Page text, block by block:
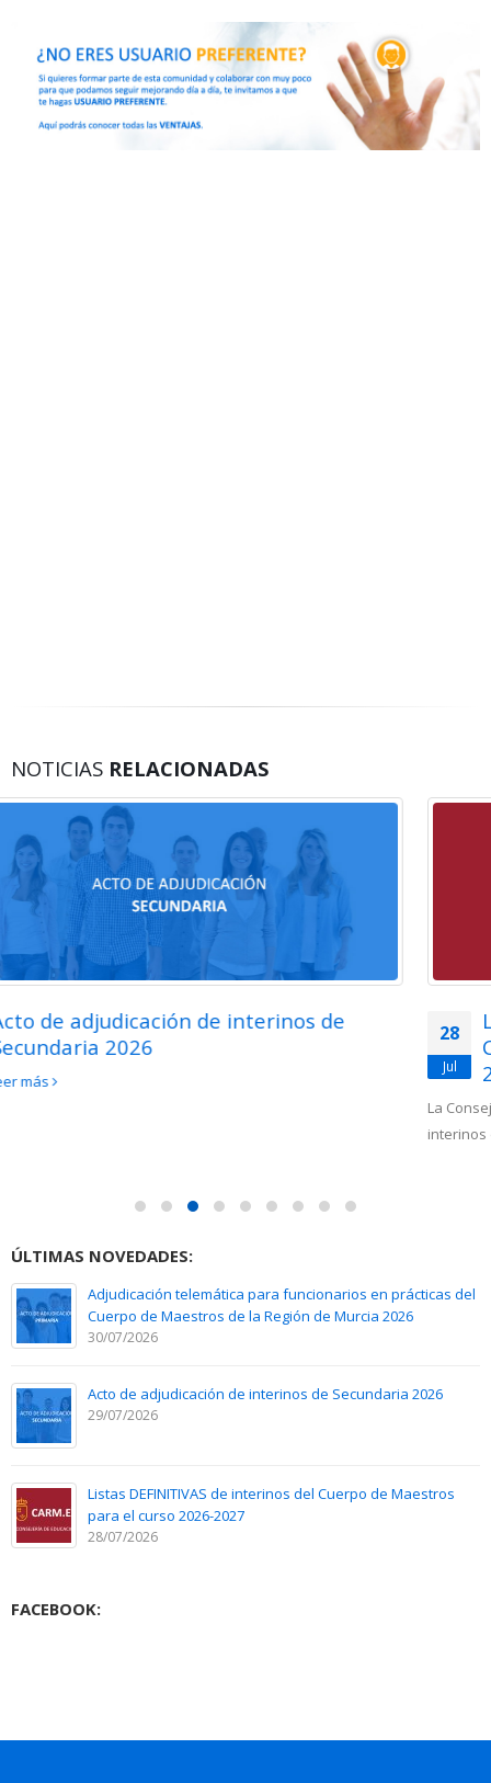
NOTICIAS RELACIONADAS
28
Listas DEFINITIVAS de interinos del
Cuerpo de Maestros para el curso 2026-
La Consejería de Educación ha publicado las listas DEFINITIVAS de
leer más
ÚLTIMAS NOVEDADES:
Adjudicación telemática para funcionarios en prácticas del
Cuerpo de Maestros de la Región de Murcia 2026
30/07/2026
Acto de adjudicación de interinos de Secundaria 2026
29/07/2026
Listas DEFINITIVAS de interinos del Cuerpo de Maestros
para el curso 2026-2027
28/07/2026
FACEBOOK: